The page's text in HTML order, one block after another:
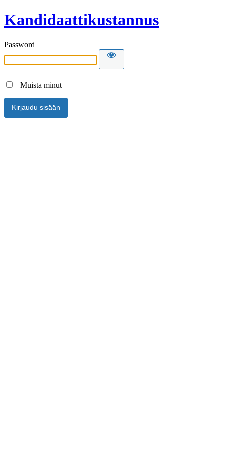
Kandidaattikustannus
Password
Muista minut